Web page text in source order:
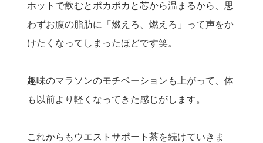
ホットで飲むとポカポカと芯から温まるから、思
わずお腹の脂肪に「燃えろ、燃えろ」って声をか
けたくなってしまったほどです笑。
趣味のマラソンのモチベーションも上がって、体
も以前より軽くなってきた感じがします。
これからもウエストサポート茶を続けていきま